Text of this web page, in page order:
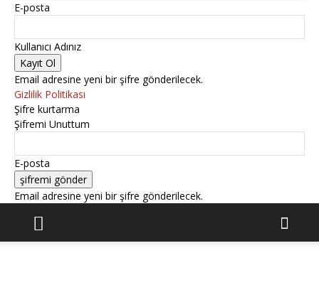
E-posta
Kullanıcı Adınız
Email adresine yeni bir şifre gönderilecek.
Gizlilik Politikası
Şifre kurtarma
Şifremi Unuttum
E-posta
Email adresine yeni bir şifre gönderilecek.